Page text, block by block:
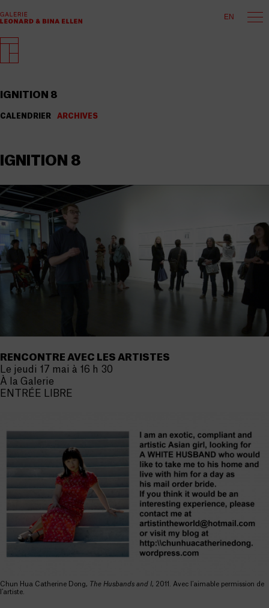
EN
IGNITION 8
CALENDRIER ARCHIVES
IGNITION 8
RENCONTRE AVEC LES ARTISTES
Le jeudi 17 mai à 16 h 30
À la Galerie
ENTRÉE LIBRE
Chun Hua Catherine Dong, The Husbands and I, 2011. Avec l’aimable permission de
l’artiste.